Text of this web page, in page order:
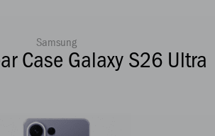
Samsung
Case Galaxy S26 Ultra